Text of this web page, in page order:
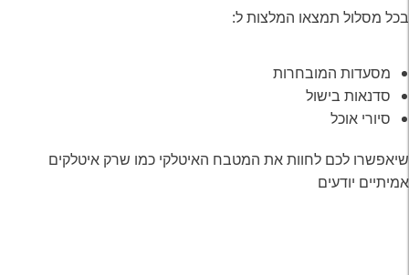
בכל מסלול תמצאו המלצות ל:
מסעדות המובחרות
סדנאות בישול
סיורי אוכל
שיאפשרו לכם לחוות את המטבח האיטלקי כמו שרק איטלקים
אמיתיים יודעים